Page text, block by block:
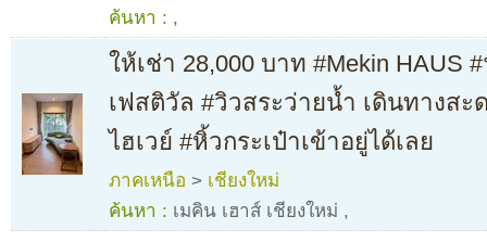
ค้นหา : ,
ให้เช่า 28,000 บาท #Mekin HAUS
เฟสติวัล #วิวสระว่ายน้ำ เดินทางส
ไฮเวย์ #หิ้วกระเป๋าเข้าอยู่ได้เลย
ภาคเหนือ > เชียงใหม่
ค้นหา : เมคิน เฮาส์ เชียงใหม่ ,